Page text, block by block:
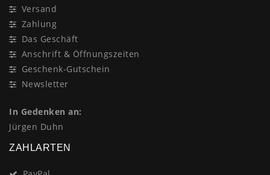
Versand
Zahlung
Das Geschäft
Anschrift & Öffnungszeiten
Geschenk-Gutschein
Newsletter
In Gedenken an:
Jürgen Duhn
ZAHLARTEN